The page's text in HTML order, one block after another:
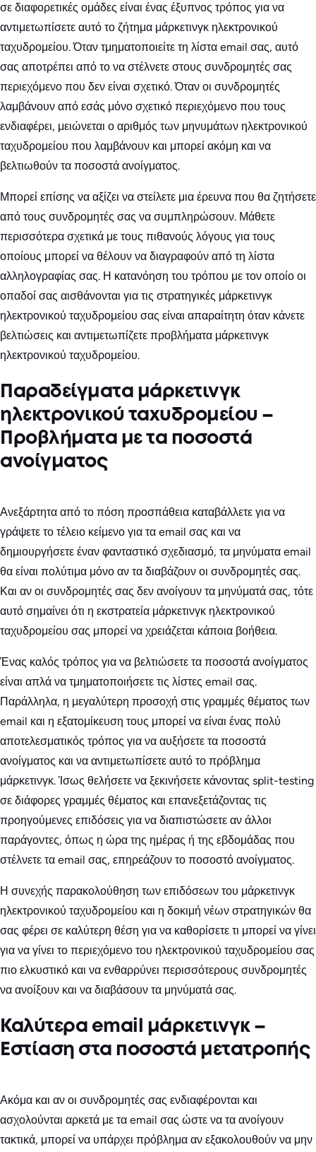
σε διαφορετικές ομάδες είναι ένας έξυπνος τρόπος για να
αντιμετωπίσετε αυτό το ζήτημα μάρκετινγκ ηλεκτρονικού
ταχυδρομείου. Όταν τμηματοποιείτε τη λίστα email σας, αυτό
σας αποτρέπει από το να στέλνετε στους συνδρομητές σας
περιεχόμενο που δεν είναι σχετικό. Όταν οι συνδρομητές
λαμβάνουν από εσάς μόνο σχετικό περιεχόμενο που τους
ενδιαφέρει, μειώνεται ο αριθμός των μηνυμάτων ηλεκτρονικού
ταχυδρομείου που λαμβάνουν και μπορεί ακόμη και να
βελτιωθούν τα ποσοστά ανοίγματος.
Μπορεί επίσης να αξίζει να στείλετε μια έρευνα που θα ζητήσετε
από τους συνδρομητές σας να συμπληρώσουν. Μάθετε
περισσότερα σχετικά με τους πιθανούς λόγους για τους
οποίους μπορεί να θέλουν να διαγραφούν από τη λίστα
αλληλογραφίας σας. Η κατανόηση του τρόπου με τον οποίο οι
οπαδοί σας αισθάνονται για τις στρατηγικές μάρκετινγκ
ηλεκτρονικού ταχυδρομείου σας είναι απαραίτητη όταν κάνετε
βελτιώσεις και αντιμετωπίζετε προβλήματα μάρκετινγκ
ηλεκτρονικού ταχυδρομείου.
Παραδείγματα μάρκετινγκ
ηλεκτρονικού ταχυδρομείου –
Προβλήματα με τα ποσοστά
ανοίγματος
Ανεξάρτητα από το πόση προσπάθεια καταβάλλετε για να
γράψετε το τέλειο κείμενο για τα email σας και να
δημιουργήσετε έναν φανταστικό σχεδιασμό, τα μηνύματα email
θα είναι πολύτιμα μόνο αν τα διαβάζουν οι συνδρομητές σας.
Και αν οι συνδρομητές σας δεν ανοίγουν τα μηνύματά σας, τότε
αυτό σημαίνει ότι η εκστρατεία μάρκετινγκ ηλεκτρονικού
ταχυδρομείου σας μπορεί να χρειάζεται κάποια βοήθεια.
Ένας καλός τρόπος για να βελτιώσετε τα ποσοστά ανοίγματος
είναι απλά να τμηματοποιήσετε τις λίστες email σας.
Παράλληλα, η μεγαλύτερη προσοχή στις γραμμές θέματος των
email και η εξατομίκευση τους μπορεί να είναι ένας πολύ
αποτελεσματικός τρόπος για να αυξήσετε τα ποσοστά
ανοίγματος και να αντιμετωπίσετε αυτό το πρόβλημα
μάρκετινγκ. Ίσως θελήσετε να ξεκινήσετε κάνοντας split-testing
σε διάφορες γραμμές θέματος και επανεξετάζοντας τις
προηγούμενες επιδόσεις για να διαπιστώσετε αν άλλοι
παράγοντες, όπως η ώρα της ημέρας ή της εβδομάδας που
στέλνετε τα email σας, επηρεάζουν το ποσοστό ανοίγματος.
Η συνεχής παρακολούθηση των επιδόσεων του μάρκετινγκ
ηλεκτρονικού ταχυδρομείου και η δοκιμή νέων στρατηγικών θα
σας φέρει σε καλύτερη θέση για να καθορίσετε τι μπορεί να γίνει
για να γίνει το περιεχόμενο του ηλεκτρονικού ταχυδρομείου σας
πιο ελκυστικό και να ενθαρρύνει περισσότερους συνδρομητές
να ανοίξουν και να διαβάσουν τα μηνύματά σας.
Καλύτερα email μάρκετινγκ –
Εστίαση στα ποσοστά μετατροπής
Ακόμα και αν οι συνδρομητές σας ενδιαφέρονται και
ασχολούνται αρκετά με τα email σας ώστε να τα ανοίγουν
τακτικά, μπορεί να υπάρχει πρόβλημα αν εξακολουθούν να μην